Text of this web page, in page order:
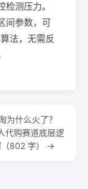
测压力。
间参数，可
法，无需反
为什么火了？
代购赛道底层逻
（802 字） →